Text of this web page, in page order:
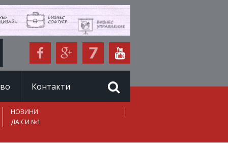
Контакти
НОВИНИ
ДА СИ №1